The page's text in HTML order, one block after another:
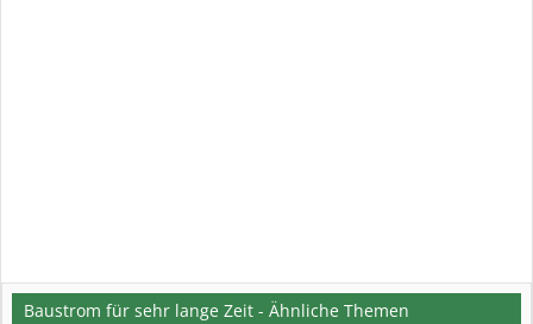
Baustrom für sehr lange Zeit - Ähnliche Themen